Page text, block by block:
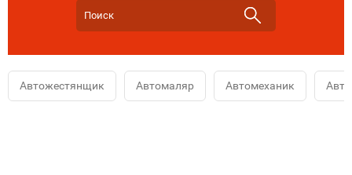
Автожестянщик Автомаляр Автомеханик